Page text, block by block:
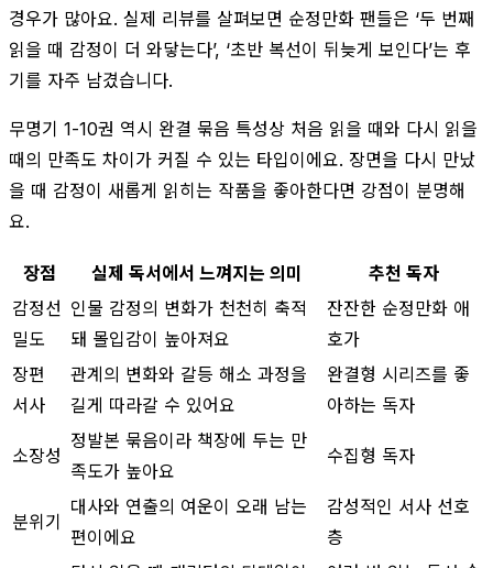
경우가 많아요. 실제 리뷰를 살펴보면 순정만화 팬들은 ‘두 번째
읽을 때 감정이 더 와닿는다’, ‘초반 복선이 뒤늦게 보인다’는 후
기를 자주 남겼습니다.
무명기 1-10권 역시 완결 묶음 특성상 처음 읽을 때와 다시 읽을
때의 만족도 차이가 커질 수 있는 타입이에요. 장면을 다시 만났
을 때 감정이 새롭게 읽히는 작품을 좋아한다면 강점이 분명해
요.
장점 실제 독서에서 느껴지는 의미
추천 독자
감정선
밀도
인물 감정의 변화가 천천히 축적
돼 몰입감이 높아져요
잔잔한 순정만화 애
호가
장편
서사
관계의 변화와 갈등 해소 과정을
길게 따라갈 수 있어요
완결형 시리즈를 좋
아하는 독자
소장성
정발본 묶음이라 책장에 두는 만
족도가 높아요
수집형 독자
분위기
대사와 연출의 여운이 오래 남는
편이에요
감성적인 서사 선호
층